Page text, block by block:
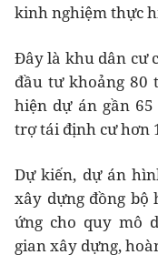
kinh nghiệm thực
Đây là khu dân cư
đầu tư khoảng 80
hiện dự án gần
trợ tái định cư hơn
Dự kiến, dự án
xây dựng đồng bộ
ứng cho quy mô
gian xây dựng,